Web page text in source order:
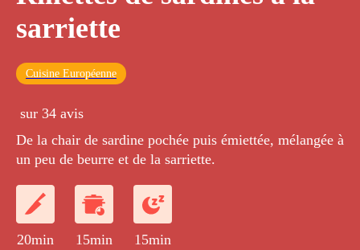
sarriette
Cuisine Européenne
sur 34 avis
De la chair de sardine pochée puis émiettée, mélangée à
un peu de beurre et de la sarriette.
20min 15min 15min